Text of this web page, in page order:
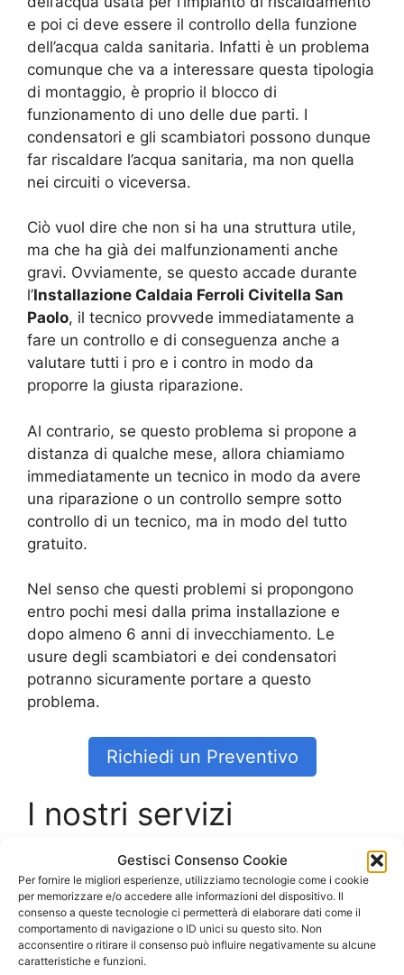
Gestisci Consenso Cookie
Per fornire le migliori esperienze, utilizziamo tecnologie come i cookie
per memorizzare e/o accedere alle informazioni del dispositivo. Il
consenso a queste tecnologie ci permetterà di elaborare dati come il
comportamento di navigazione o ID unici su questo sito. Non
acconsentire o ritirare il consenso può influire negativamente su alcune
caratteristiche e funzioni.
e poi ci deve essere il controllo della funzione
dell’acqua calda sanitaria. Infatti è un problema
comunque che va a interessare questa tipologia
di montaggio, è proprio il blocco di
funzionamento di uno delle due parti. I
condensatori e gli scambiatori possono dunque
far riscaldare l’acqua sanitaria, ma non quella
nei circuiti o viceversa.
Ciò vuol dire che non si ha una struttura utile,
ma che ha già dei malfunzionamenti anche
gravi. Ovviamente, se questo accade durante
l’Installazione Caldaia Ferroli Civitella San
Paolo, il tecnico provvede immediatamente a
fare un controllo e di conseguenza anche a
valutare tutti i pro e i contro in modo da
proporre la giusta riparazione.
Al contrario, se questo problema si propone a
distanza di qualche mese, allora chiamiamo
immediatamente un tecnico in modo da avere
una riparazione o un controllo sempre sotto
controllo di un tecnico, ma in modo del tutto
gratuito.
Nel senso che questi problemi si propongono
entro pochi mesi dalla prima installazione e
dopo almeno 6 anni di invecchiamento. Le
usure degli scambiatori e dei condensatori
potranno sicuramente portare a questo
problema.
Richiedi un Preventivo
I nostri servizi
Costo CaldaiaCivitella San Paolo
Costo Caldaia AristonCivitella San Paolo
Costo Caldaia BerettaCivitella San
Paolo
Costo Caldaia BiasiCivitella San Paolo